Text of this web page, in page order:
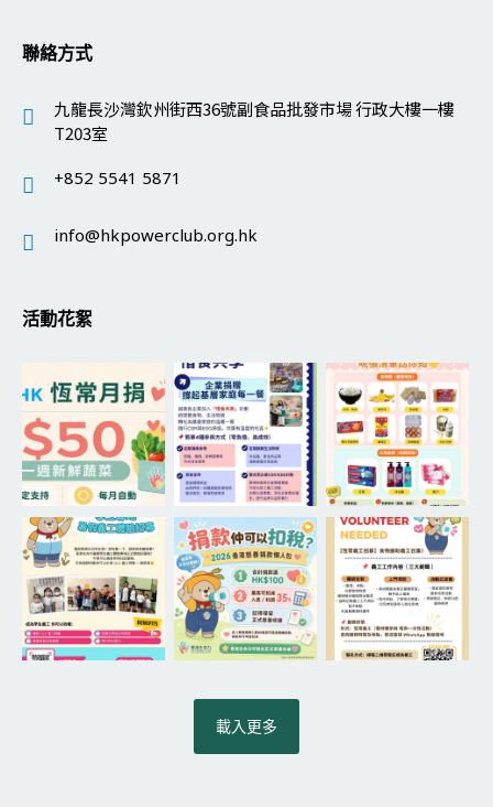
聯絡方式
九龍長沙灣欽州街西36號副食品批發市場 行政大樓一樓
T203室
+852 5541 5871
info@hkpowerclub.org.hk
活動花絮
載入更多